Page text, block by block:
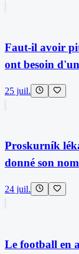
Faut-il avoir
ont besoin
25 juil.
Proskurník
donné son
24 juil.
Le football en